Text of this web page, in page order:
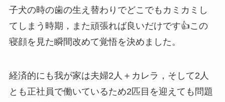
子犬の時の歯の生え替わりでどこでもカミカミし
てしまう時期，また頑張れば良いだけです👍この
寝顔を見た瞬間改めて覚悟を決めました。
経済的にも我が家は夫婦2人＋カレラ，そして2人
とも正社員で働いているため2匹目を迎えても問題